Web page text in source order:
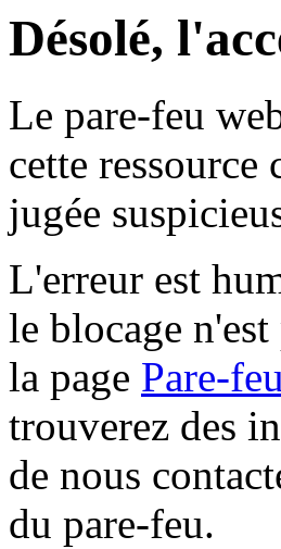
Désolé,
Le pare-feu
cette ressource
jugée
L'erreur est
le blocage
la page Pare-
trouverez des
de nous
du pare-feu.